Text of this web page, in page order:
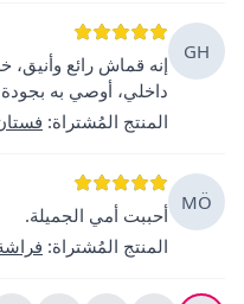
GH
إنه قماش رائع وأنيق،
داخلي، أوصي به بجودة
المنتج المُشتراة:
MÖ
أحببت أمي الجميلة.
المنتج المُشتراة: